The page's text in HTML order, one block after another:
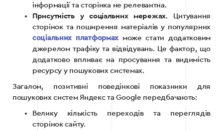
інформації та сторінка не релевантна.
Присутність у соціальних мережах. Цитування
сторінок та поширення матеріалів у популярних
соціальних платформах може стати додатковим
джерелом трафіку та відвідувань. Це фактор, що
додатково впливає на просування та видимість
ресурсу у пошукових системах.
Загалом, позитивні поведінкові показники для
пошукових систем Яндекс та Google передбачають:
Велику кількість переходів та переглядів
сторінок сайту.